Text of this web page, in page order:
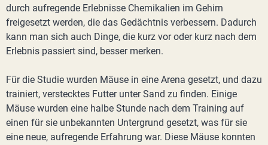
durch aufregende Erlebnisse Chemikalien im Gehirn
freigesetzt werden, die das Gedächtnis verbessern. Dadurch
kann man sich auch Dinge, die kurz vor oder kurz nach dem
Erlebnis passiert sind, besser merken.
Für die Studie wurden Mäuse in eine Arena gesetzt, und dazu
trainiert, verstecktes Futter unter Sand zu finden. Einige
Mäuse wurden eine halbe Stunde nach dem Training auf
einen für sie unbekannten Untergrund gesetzt, was für sie
eine neue, aufregende Erfahrung war. Diese Mäuse konnten